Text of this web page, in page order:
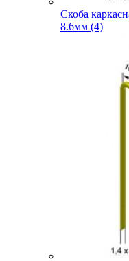
Скоба
8.6мм (4)